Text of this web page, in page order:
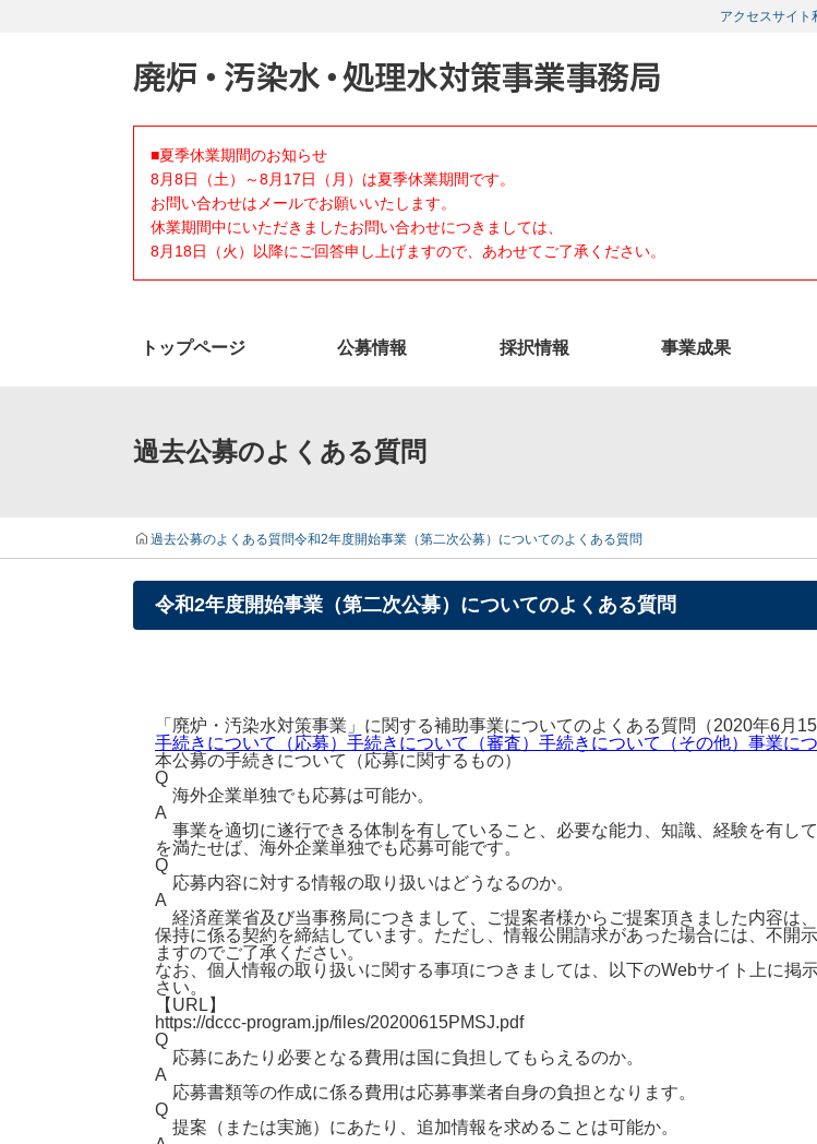
アクセスサイト
■夏季休業期間のお知らせ
8月8日（土）～8月17日（月）は夏季休業期間です。
お問い合わせはメールでお願いいたします。
休業期間中にいただきましたお問い合わせにつきましては、
8月18日（火）以降にご回答申し上げますので、あわせてご了承ください。
トップページ 公募情報 採択情報 事業成果
過去公募のよくある質問
過去公募のよくある質問令和2年度開始事業（第二次公募）についてのよくある質問
令和2年度開始事業（第二次公募）についてのよくある質問
「廃炉・汚染水対策事業」に関する補助事業についてのよくある質問（2020年6月15
手続きについて（応募） 手続きについて（審査） 手続きについて（その他） 事業に
本公募の手続きについて（応募に関するもの）
Q
海外企業単独でも応募は可能か。
A
事業を適切に遂行できる体制を有していること、必要な能力、知識、経験を有し
を満たせば、海外企業単独でも応募可能です。
Q
応募内容に対する情報の取り扱いはどうなるのか。
A
経済産業省及び当事務局につきまして、ご提案者様からご提案頂きました内容は
保持に係る契約を締結しています。ただし、情報公開請求があった場合には、不開
ますのでご了承ください。
なお、個人情報の取り扱いに関する事項につきましては、以下のWebサイト上に
さい。
【URL】
https://dccc-program.jp/files/20200615PMSJ.pdf
Q
応募にあたり必要となる費用は国に負担してもらえるのか。
A
応募書類等の作成に係る費用は応募事業者自身の負担となります。
Q
提案（または実施）にあたり、追加情報を求めることは可能か。